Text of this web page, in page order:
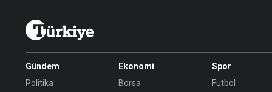
Gündem
Politika
Ekonomi
Borsa
Spor
Futbol